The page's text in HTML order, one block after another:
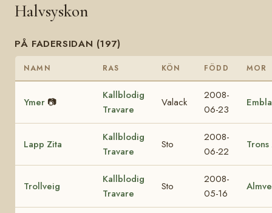
Halvsyskon
PÅ FADERSIDAN (197)
NAMN RAS KÖN FÖDD MOR
Ymer 📷
Kallblodig
Travare
Valack
2008-
06-23
Embla
Lapp Zita
Kallblodig
Travare
Sto
2008-
06-22
Trollveig
Kallblodig
Travare
Sto
2008-
05-16